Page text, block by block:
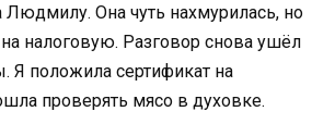
Людмилу. Она чуть нахмурилась, но
налоговую. Разговор снова ушёл
Я положила сертификат на
проверять мясо в духовке.